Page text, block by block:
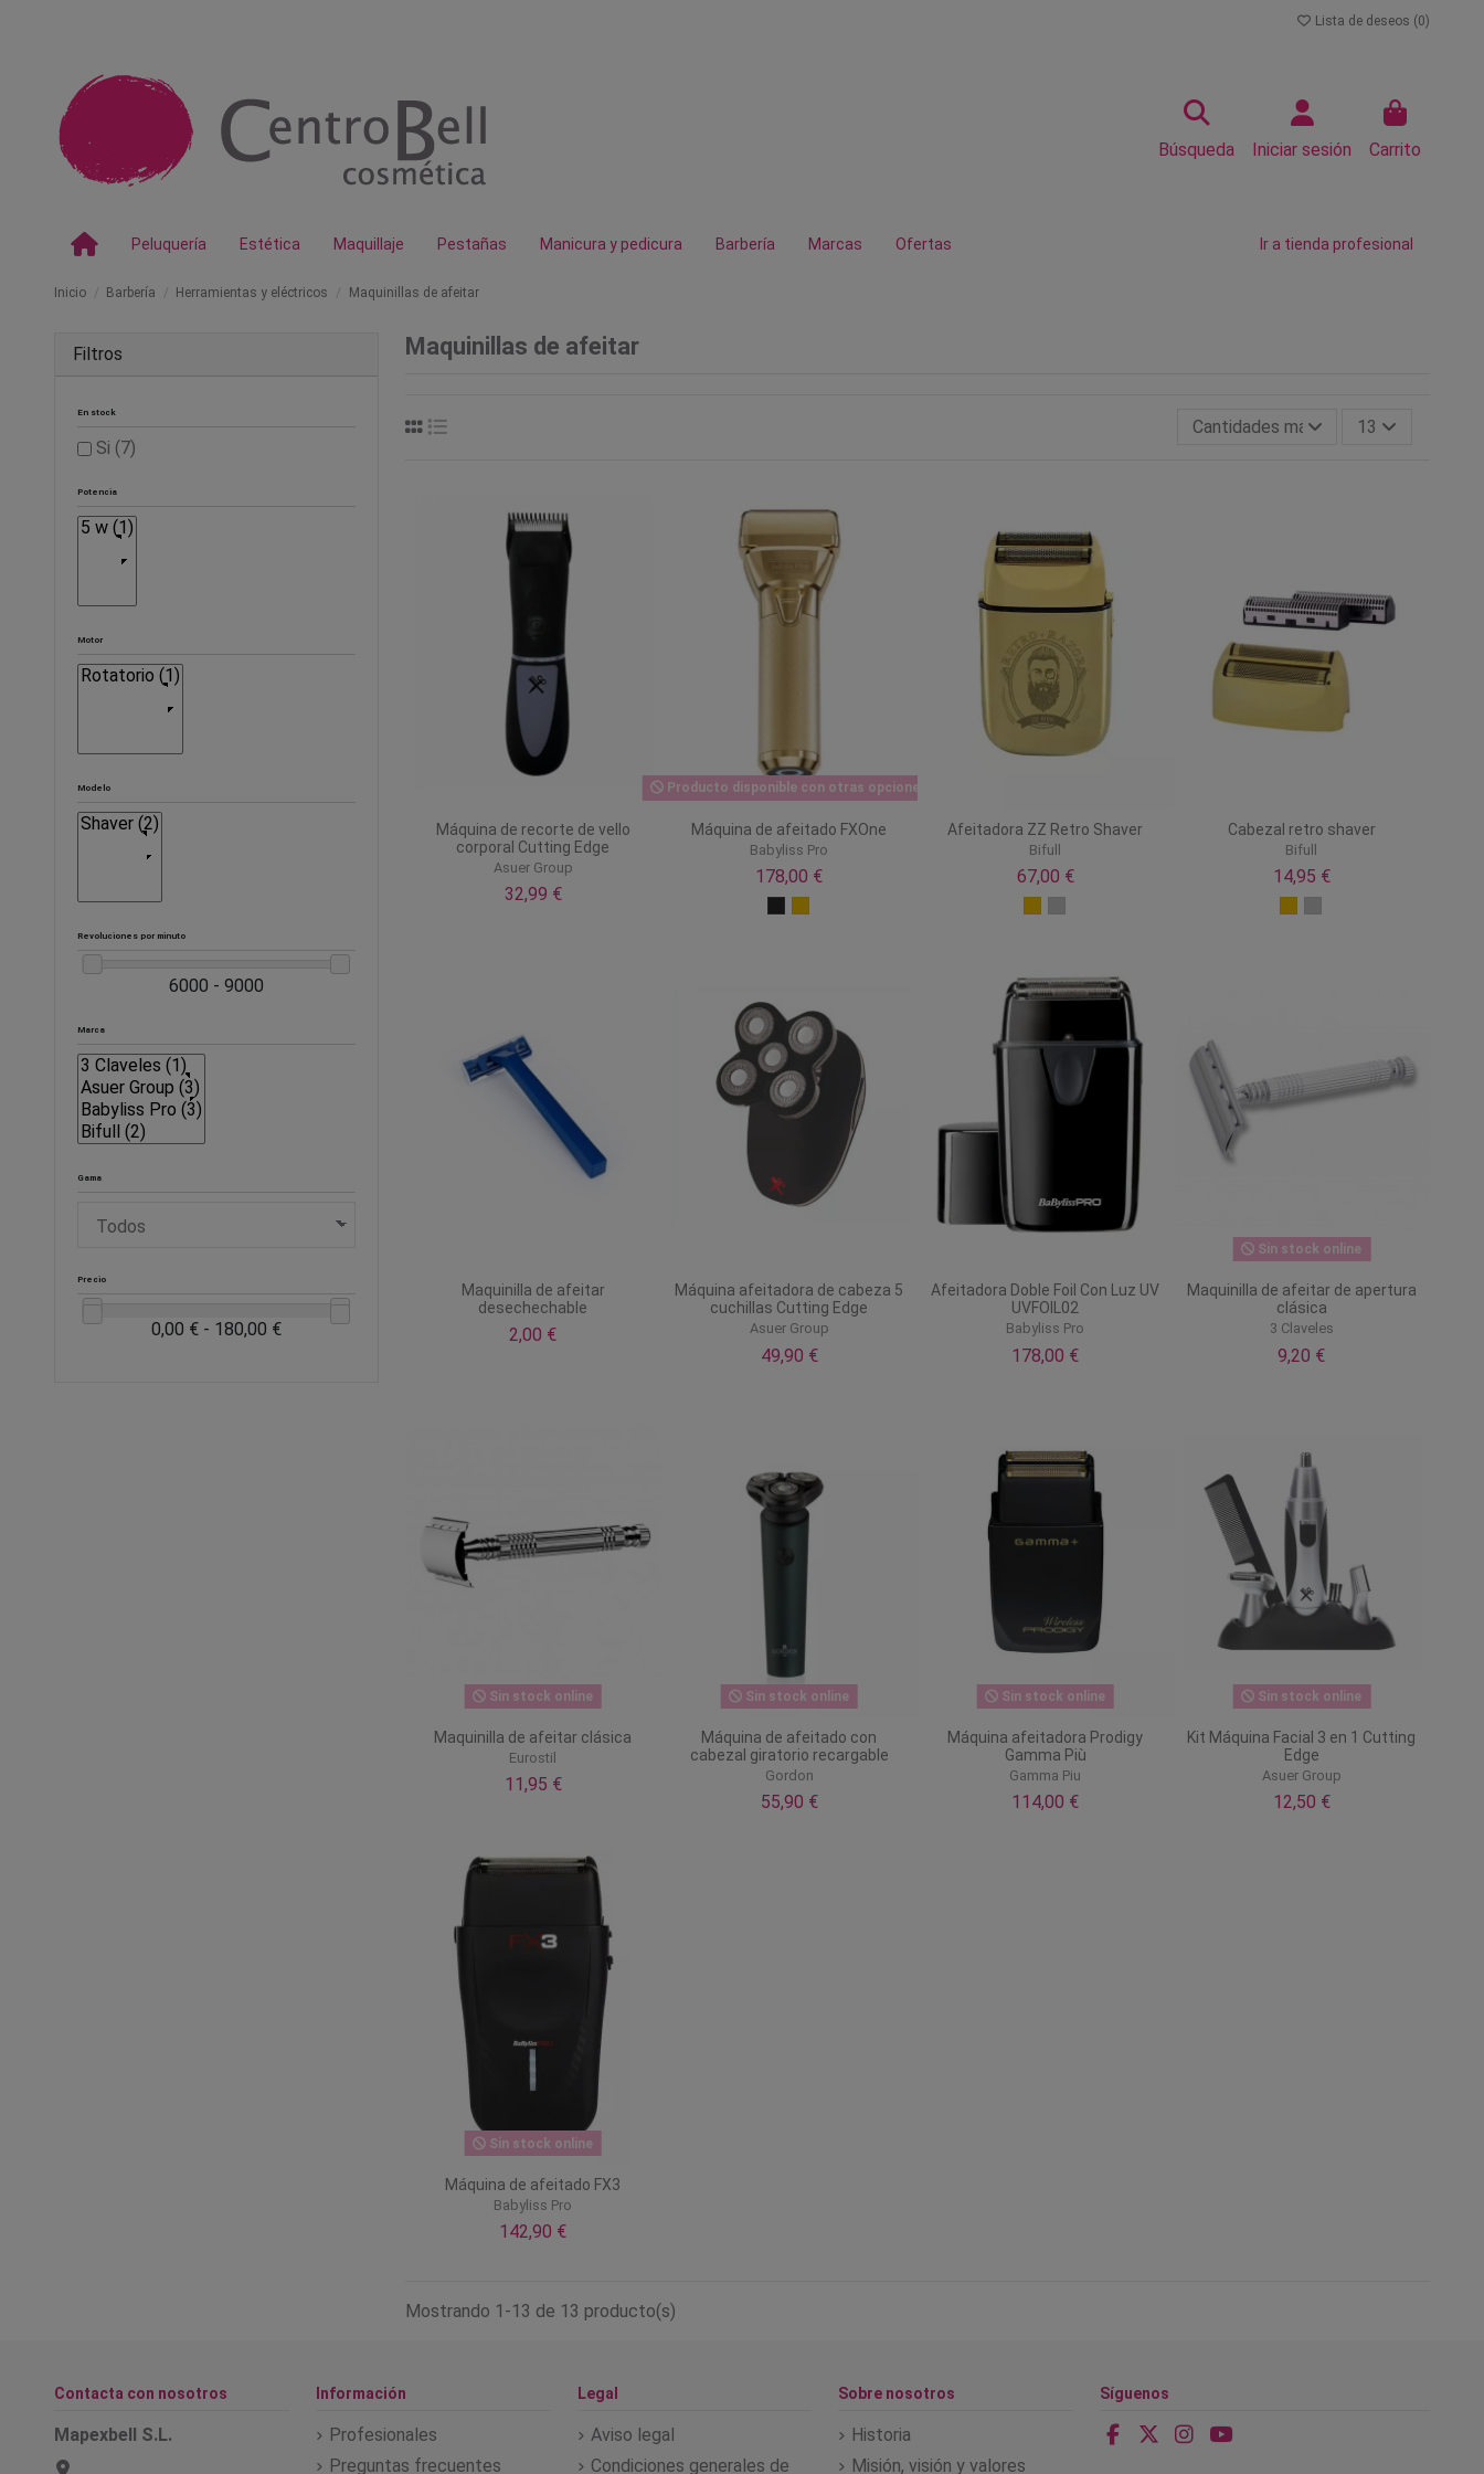
Lista de deseos (0)
Búsqueda Iniciar sesión Carrito
Peluquería Estética Maquillaje Pestañas Manicura y pedicura Barbería Marcas Ofertas Ir a tienda profesional
Inicio Barbería Herramientas y eléctricos Maquinillas de afeitar
Maquinillas de afeitar
Cantidades más grandes primero
13
Máquina de recorte de vello
corporal Cutting Edge
Asuer Group
32,99 €
Producto disponible con otras opciones
Máquina de afeitado FXOne
Babyliss Pro
178,00 €
Afeitadora ZZ Retro Shaver
Bifull
67,00 €
Cabezal retro shaver
Bifull
14,95 €
Maquinilla de afeitar
desechechable
2,00 €
Máquina afeitadora de cabeza 5
cuchillas Cutting Edge
Asuer Group
49,90 €
Afeitadora Doble Foil Con Luz UV
UVFOIL02
Babyliss Pro
178,00 €
Sin stock online
Maquinilla de afeitar de apertura
clásica
3 Claveles
9,20 €
Sin stock online
Maquinilla de afeitar clásica
Eurostil
11,95 €
Sin stock online
Máquina de afeitado con
cabezal giratorio recargable
Gordon
55,90 €
Sin stock online
Máquina afeitadora Prodigy
Gamma Più
Gamma Piu
114,00 €
Sin stock online
Kit Máquina Facial 3 en 1 Cutting
Edge
Asuer Group
12,50 €
Sin stock online
Máquina de afeitado FX3
Babyliss Pro
142,90 €
Mostrando 1-13 de 13 producto(s)
Filtros
En stock
Si (7)
Potencia
Motor
Modelo
Revoluciones por minuto
6000 - 9000
Marca
Gama
Precio
0,00 € - 180,00 €
Contacta con nosotros
Mapexbell S.L.
Información
Profesionales
Preguntas frecuentes
Legal
Aviso legal
Condiciones generales de
Sobre nosotros
Historia
Misión, visión y valores
Síguenos